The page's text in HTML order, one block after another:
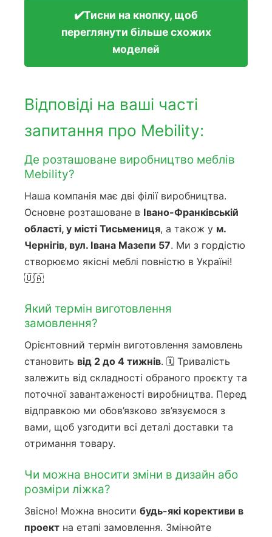
✔️Тисни на кнопку, щоб
переглянути більше схожих
моделей
Відповіді на ваші часті
запитання про Mebility:
Де розташоване виробництво меблів
Mebility?
Наша компанія має дві філії виробництва.
Основне розташоване в Івано-Франківській
області, у місті Тисьмениця, а також у м.
Чернігів, вул. Івана Мазепи 57. Ми з гордістю
створюємо якісні меблі повністю в Україні!
🇺🇦
Який термін виготовлення
замовлення?
Орієнтовний термін виготовлення замовлень
становить від 2 до 4 тижнів. 🗓️ Тривалість
залежить від складності обраного проєкту та
поточної завантаженості виробництва. Перед
відправкою ми обов’язково зв’язуємося з
вами, щоб узгодити всі деталі доставки та
отримання товару.
Чи можна вносити зміни в дизайн або
розміри ліжка?
Звісно! Можна вносити будь-які корективи в
проект на етапі замовлення. Змінюйте